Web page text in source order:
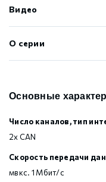
Видео
О серии
Основные
Число каналов, тип
2х CAN
Скорость передачи
мвкс. 1 Мбит/с